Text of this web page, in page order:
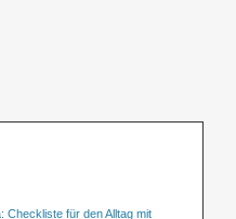
Checkliste für den Alltag mit